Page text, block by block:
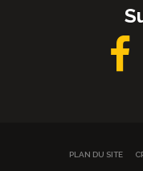
PLAN DU SITE